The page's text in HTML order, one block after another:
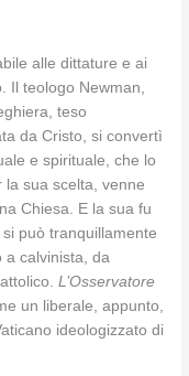
alle dittature e ai
Il teologo Newman,
teso
da Cristo, si convertì
e spirituale, che lo
sua scelta, venne
Chiesa. E la sua fu
può tranquillamente
a calvinista, da
L’Osservatore
un liberale, appunto,
ideologizzato di